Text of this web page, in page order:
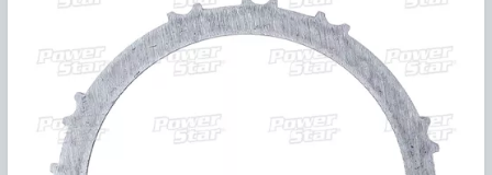
COMPARAR